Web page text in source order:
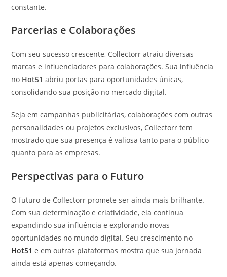
constante.
Parcerias e Colaborações
Com seu sucesso crescente, Collectorr atraiu diversas
marcas e influenciadores para colaborações. Sua influência
no Hot51 abriu portas para oportunidades únicas,
consolidando sua posição no mercado digital.
Seja em campanhas publicitárias, colaborações com outras
personalidades ou projetos exclusivos, Collectorr tem
mostrado que sua presença é valiosa tanto para o público
quanto para as empresas.
Perspectivas para o Futuro
O futuro de Collectorr promete ser ainda mais brilhante.
Com sua determinação e criatividade, ela continua
expandindo sua influência e explorando novas
oportunidades no mundo digital. Seu crescimento no
Hot51 e em outras plataformas mostra que sua jornada
ainda está apenas começando.